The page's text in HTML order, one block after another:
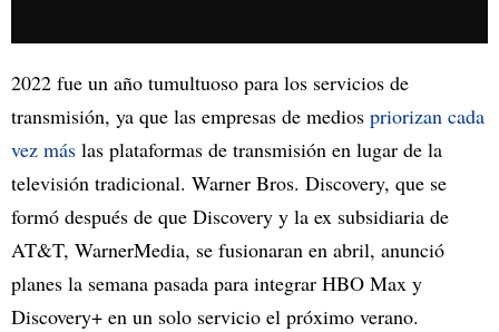
2022 fue un año tumultuoso para los servicios de
transmisión, ya que las empresas de medios priorizan cada
vez más las plataformas de transmisión en lugar de la
televisión tradicional. Warner Bros. Discovery, que se
formó después de que Discovery y la ex subsidiaria de
AT&T, WarnerMedia, se fusionaran en abril, anunció
planes la semana pasada para integrar HBO Max y
Discovery+ en un solo servicio el próximo verano.